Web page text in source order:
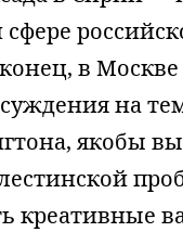
в
на
якобы
креативные